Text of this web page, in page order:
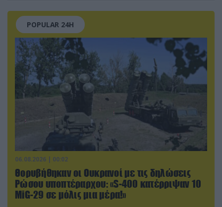
POPULAR 24H
06.08.2026 | 00:02
Θορυβήθηκαν οι Ουκρανοί με τις δηλώσεις
Ρώσου υποπτέραρχου: «S-400 κατέρριψαν 10
MiG-29 σε μόλις μια μέρα!»